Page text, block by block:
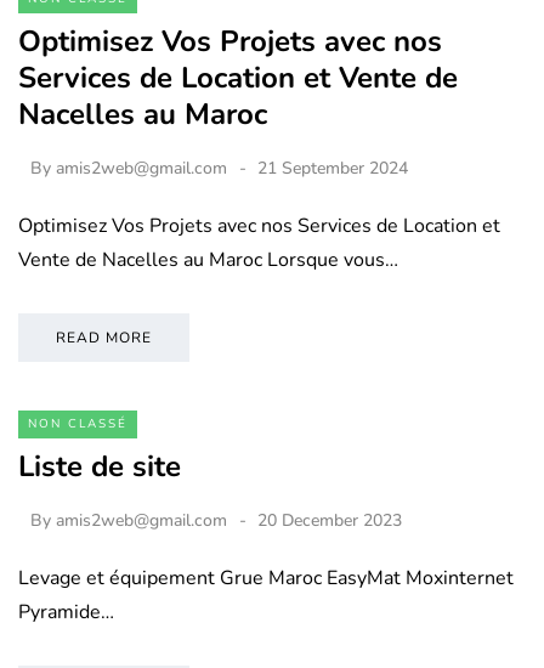
Optimisez Vos Projets avec nos
Services de Location et Vente de
Nacelles au Maroc
By amis2web@gmail.com 21 September 2024
Optimisez Vos Projets avec nos Services de Location et
Vente de Nacelles au Maroc Lorsque vous…
READ MORE
NON CLASSÉ
Liste de site
By amis2web@gmail.com 20 December 2023
Levage et équipement Grue Maroc EasyMat Moxinternet
Pyramide…